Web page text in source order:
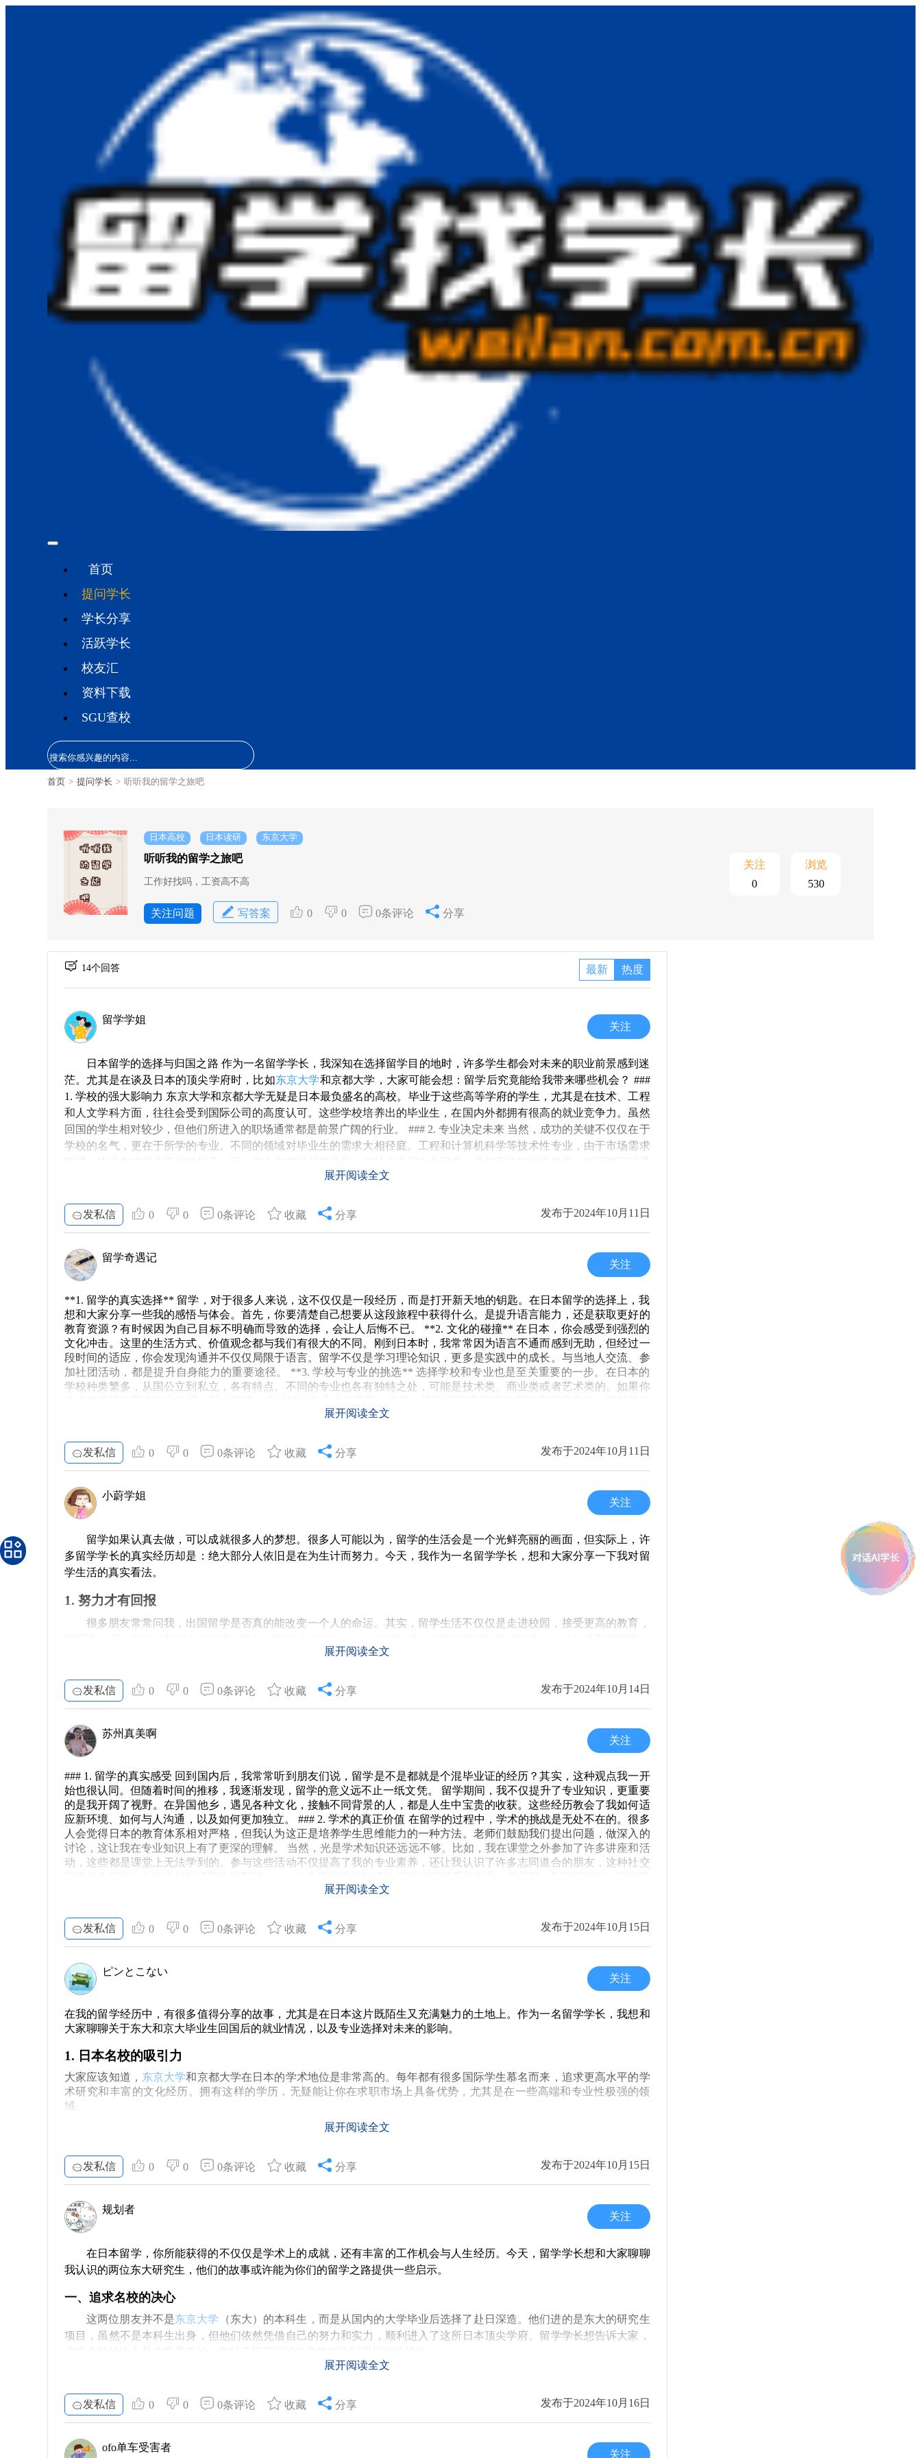
首页
提问学长
学长分享
活跃学长
校友汇
资料下载
SGU查校
首页 > 提问学长 > 听听我的留学之旅吧
日本高校 日本读研 东京大学
听听我的留学之旅吧
工作好找吗，工资高不高
关注问题 写答案 0 0 0条评论 分享
浏览
530
关注
0
14个回答 最新 热度
留学学姐
关注
日本留学的选择与归国之路 作为一名留学学长，我深知在选择留学目的地时，许多学生都会对未来的职业前景感到迷
茫。尤其是在谈及日本的顶尖学府时，比如东京大学和京都大学，大家可能会想：留学后究竟能给我带来哪些机会？ ###
1. 学校的强大影响力 东京大学和京都大学无疑是日本最负盛名的高校。毕业于这些高等学府的学生，尤其是在技术、工程
和人文学科方面，往往会受到国际公司的高度认可。这些学校培养出的毕业生，在国内外都拥有很高的就业竞争力。虽然
回国的学生相对较少，但他们所进入的职场通常都是前景广阔的行业。 ### 2. 专业决定未来 当然，成功的关键不仅仅在于
学校的名气，更在于所学的专业。不同的领域对毕业生的需求大相径庭。工程和计算机科学等技术性专业，由于市场需求
过多样的职业路径寻找到适合自己的发展空间。 ### 3. 留学经历的价值 除了学术背景与专业选择，留学经历本身的价值也
流，不仅能够扩展视野，还能提升跨文化沟通的能力。这些经历对于未来的职业发展都有着积极的影响。 ### 4. 归国后的
竞争优势 回国后，拥有海外学习经历的留学生，通常享受更高的起薪和更好的职业发展机会。用人单位往往对具有国际视
对于求职无疑是加分项。 ### 5. 制定清晰的职业规划 最后，不论是在日本留学，还是归国后发展的步伐，制定一份清晰的
职业规划都是至关重要的。留学过程可以作为职业起步的跳板，通过实习和项目体验，找出自己真正感兴趣和有发展前景
的领域。提前做好规划，不仅能够提高留学的有效性，还能让归国后的职业道路更加顺利。 总结来说，虽然毕业于东京大
学和京都大学的学长们回国的人数不多，但这并不意味着留学没有价值。相反，他们大多数在各自的行业中发展良好，关
键在于所学的专业与自身的努力。日本的留学经历，不只是求学的旅程，更是个人成长的良机。希望每位准备踏上留学之
路的同学，都能找到属于自己的光芒。
展开阅读全文
发私信 0 0 0条评论 收藏 分享 发布于2024年10月11日
留学奇遇记
关注
**1. 留学的真实选择** 留学，对于很多人来说，这不仅仅是一段经历，而是打开新天地的钥匙。在日本留学的选择上，我
想和大家分享一些我的感悟与体会。首先，你要清楚自己想要从这段旅程中获得什么。是提升语言能力，还是获取更好的
教育资源？有时候因为自己目标不明确而导致的选择，会让人后悔不已。 **2. 文化的碰撞** 在日本，你会感受到强烈的
文化冲击。这里的生活方式、价值观念都与我们有很大的不同。刚到日本时，我常常因为语言不通而感到无助，但经过一
段时间的适应，你会发现沟通并不仅仅局限于语言。留学不仅是学习理论知识，更多是实践中的成长。与当地人交流、参
加社团活动，都是提升自身能力的重要途径。 **3. 学校与专业的挑选** 选择学校和专业也是至关重要的一步。在日本的
学校种类繁多，从国公立到私立，各有特点。不同的专业也各有独特之处，可能是技术类、商业类或者艺术类的。如果你
真正意识到专业的重要性。对的选择，会让你在未来的职业道路上更顺利。 **4. 经济上的考虑** 谈到留学，经济问题可
比如，选择合适的住宿，合理利用学生优惠，都是节约开支的好方法。我当时是通过[蔚蓝留学]的建议，选择了性价比高
的宿舍，这让我省了一大笔费用。 **5. 心态的重要性** 最后，心态在留学过程中是不可忽视的。适应新环境、学习新知
识会遇到许多挑战，但这也是一种锻炼。保持开放的心态，接受每一次失败和困难。这样的成长，不仅在学业上，更在于
你的人生观与价值观的改变。事实证明，积极的心态能为我的留学生活增添许多乐趣与动力。 总而言之，留学之旅是一次
丰富多彩的冒险。做好准备，谨慎选择，保持良好的心态，你一定能在这段旅程中收获满满。希望我的分享能够为即将出
发的你，带来一些帮助和启发。
展开阅读全文
发私信 0 0 0条评论 收藏 分享 发布于2024年10月11日
小蔚学姐
关注
留学如果认真去做，可以成就很多人的梦想。很多人可能以为，留学的生活会是一个光鲜亮丽的画面，但实际上，许
多留学学长的真实经历却是：绝大部分人依旧是在为生计而努力。今天，我作为一名留学学长，想和大家分享一下我对留
学生活的真实看法。
1. 努力才有回报
很多朋友常常问我，出国留学是否真的能改变一个人的命运。其实，留学生活不仅仅是走进校园，接受更高的教育，
出努力的人。因此，大家在选择留学时，一定要有清晰的目标和做好心理准备。
2. 打工与学习两手抓
留学期间，很多人为了维持生活费用，常常要兼职打工。虽然这听上去是理所当然的事情，但实际上，能够平衡好学
习和工作的时间，才是大多数留学生所面临的挑战。刚到一个陌生的国家，原本就需要时间适应新的环境和学习模式，这
时候还要努力去找工作。有时候，工作虽然辛苦，但也能培养我们的沟通能力和适应能力，最终为我们的未来奠定基础。
3. 别低估你的能力
在国外的留学生活，有些人可能会因为语言不通、环境陌生等原因，失去自信。但是，留学的过程其实是一个逐步提
升自己的过程。在完成课程学习的同时，也可以通过主动参与社团、文化活动等，结识各国的小伙伴，提高自己的能力。
每一个小进步，都是未来成功的铺垫。
4. 拓展人脉的重要性
人脉的重要机会。无论是学术活动，还是行业展会，能够接触到不同领域的人，这将为将来的职业发展打开更多的可能
5. 保持乐观心态
要。通过与朋友倾诉、参与社交活动、甚至是简单地去探索新的城市，这些都能帮助缓解压力。留学不只是为了学业，还
是体验生活的绝佳机会。 总的来说，留学的经历是一次不可多得的人生旅程。虽然不乏辛苦与挑战，但它所带来的成长和
收获，都是值得我们去追求的。希望每一位准备踏上留学之路的朋友，能够带着这份信念，迎接未来的每一个挑战！
展开阅读全文
发私信 0 0 0条评论 收藏 分享 发布于2024年10月14日
苏州真美啊
关注
### 1. 留学的真实感受 回到国内后，我常常听到朋友们说，留学是不是都就是个混毕业证的经历？其实，这种观点我一开
始也很认同。但随着时间的推移，我逐渐发现，留学的意义远不止一纸文凭。 留学期间，我不仅提升了专业知识，更重要
的是我开阔了视野。在异国他乡，遇见各种文化，接触不同背景的人，都是人生中宝贵的收获。这些经历教会了我如何适
应新环境、如何与人沟通，以及如何更加独立。 ### 2. 学术的真正价值 在留学的过程中，学术的挑战是无处不在的。很多
人会觉得日本的教育体系相对严格，但我认为这正是培养学生思维能力的一种方法。老师们鼓励我们提出问题，做深入的
讨论，这让我在专业知识上有了更深的理解。 当然，光是学术知识还远远不够。比如，我在课堂之外参加了许多讲座和活
动，这些都是课堂上无法学到的。参与这些活动不仅提高了我的专业素养，还让我认识了许多志同道合的朋友，这种社交
碍和文化差异让我感到无比迷茫，常常因为简单的交流而感到挫败。但是，正是这些困难，逐步塑造了我坚韧的性格。 通
天都是自我成长的契机，所以，回国后再回顾自身的改变，我感到无比欣慰。 ### 4. 国际视野的重要性 留学让我意识到，
全球化背景下的竞争是多么激烈。有了国际视野后，我懂得了很多东西是超越国界的，许多行业的动态都是彼此交融的。
这种意识让我在日常工作中能更灵活地应对各种挑战。 不论是留学的经历还是面对工作的挑战，这种多元化的思维模式与
视野将成为我职场中的一张名片。每当我与团队讨论方案时，我会自信地分享在留学期间了解到的各国案例，这种视角是
非常宝贵的。 ### 5. 留学的回忆与展望 对于即将踏上留学道路的你们，我想说，留学绝不仅仅是为了拿个学位。每一个瞬
间的经历，每一段与他人的交流，都是你未来人生不可或缺的一部分。可能回国后会有人用“混毕业证”来评价，但实际
上，你得到的不仅仅是证书，还有一整套珍贵的经验和影响深远的改变。 留学的旅程不可能一帆风顺，但这段经历教会我
的，每一个挑战与挫折，都是在为我未来的道路铺路。所以，当你面临选择时，记得留学不仅是完成学业，更是塑造你自
我的过程。
展开阅读全文
发私信 0 0 0条评论 收藏 分享 发布于2024年10月15日
ピンとこない
关注
在我的留学经历中，有很多值得分享的故事，尤其是在日本这片既陌生又充满魅力的土地上。作为一名留学学长，我想和
大家聊聊关于东大和京大毕业生回国后的就业情况，以及专业选择对未来的影响。
1. 日本名校的吸引力
大家应该知道， 东京大学和京都大学在日本的学术地位是非常高的。每年都有很多国际学生慕名而来，追求更高水平的学
术研究和丰富的文化经历。拥有这样的学历，无疑能让你在求职市场上具备优势，尤其是在一些高端和专业性极强的领
域。
虽然不少东大和京大的毕业生选择留在日本发展，但也有相当一部分人回国追寻更广阔的发展机会。他们在国内的工作机
会往往都很好，这不仅和学校的背景有关，更与专业的选择密切相关。有些专业因为市场需求大，毕业生回国后的发展更
为顺利。
3. 专业的重要性
在谈论毕业生的就业情况时，专业选择不仅关系到在校的学习体验，更直接影响到未来的职业道路。比如，信息技术、工
程、医学等热门专业，其毕业生回国后的竞争力相对较强。而如果选择了一个相对冷门的专业，回国后的就业压力可能会
增大。因此，留学期间，合理规划专业的选择，显得尤为重要。
4. 工作环境与职业发展
就实现了晋升，这无疑令他们的留学投资得到了回报。工作环境的包容性和鼓励创新的文化，让他们能够在事业上不断进
步。
上同样重要，让我们的竞争力进一步增强。所以，留学不仅是为了专业知识，更是个人素质的提升。 总之，留学日本，无
论是留在当地还是回国发展，最终都取决于你个人的专业选择和职业规划。在这个过程中，我们不仅收获了知识和技能，
示！
展开阅读全文
发私信 0 0 0条评论 收藏 分享 发布于2024年10月15日
规划者
关注
在日本留学，你所能获得的不仅仅是学术上的成就，还有丰富的工作机会与人生经历。今天，留学学长想和大家聊聊
我认识的两位东大研究生，他们的故事或许能为你们的留学之路提供一些启示。
一、追求名校的决心
这两位朋友并不是东京大学 （东大）的本科生，而是从国内的大学毕业后选择了赴日深造。他们进的是东大的研究生
项目，虽然不是本科生出身，但他们依然凭借自己的努力和实力，顺利进入了这所日本顶尖学府。留学学长想告诉大家，
这几位东大校友目前都在北京的日企工作，已经有了4到5年的职场经验。他们的薪资水准大约在一万左右，虽然这个
数字在国内并不是最高，但对于他 们来说却是一个值得骄傲的起点。在日本的留学经历让他们的背景在职场中增添了不少
展开阅读全文
发私信 0 0 0条评论 收藏 分享 发布于2024年10月16日
ofo单车受害者
关注